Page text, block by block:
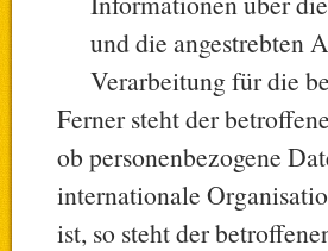
und die angestrebten
Verarbeitung für die
Ferner steht der
ob personenbezogene
internationale
ist, so steht der